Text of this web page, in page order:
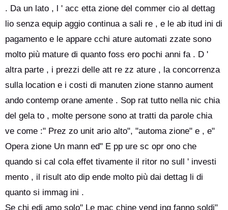
. Da un lato , l ' acc etta zione del commer cio al dettag
lio senza equip aggio continua a sali re , e le ab itud ini di
pagamento e le appare cchi ature automati zzate sono
molto più mature di quanto foss ero pochi anni fa . D '
altra parte , i prezzi delle att re zz ature , la concorrenza
sulla location e i costi di manuten zione stanno aument
ando contemp orane amente . Sop rat tutto nella nic chia
del gela to , molte persone sono at tratti da parole chia
ve come :" Prez zo unit ario alto", "automa zione" e , e"
Opera zione Un mann ed" E pp ure sc opr ono che
quando si cal cola effet tivamente il ritor no sull ' investi
mento , il risult ato dip ende molto più dai dettag li di
quanto si immag ini .
Se chi edi amo solo" Le mac chine vend ing fanno soldi"